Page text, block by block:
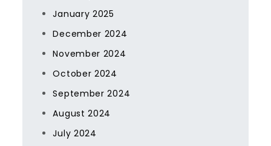
January 2025
December 2024
November 2024
October 2024
September 2024
August 2024
July 2024